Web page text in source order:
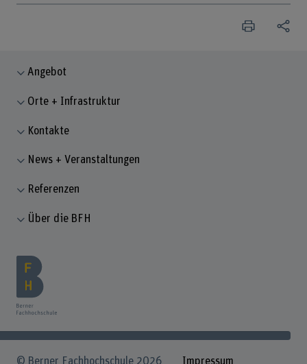
Angebot
Orte + Infrastruktur
Kontakte
News + Veranstaltungen
Referenzen
Über die BFH
© Berner Fachhochschule 2026 Impressum